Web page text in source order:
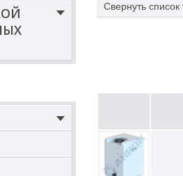
для емкостей
Кроме того, если
Остались
дизельного
Свернуть список